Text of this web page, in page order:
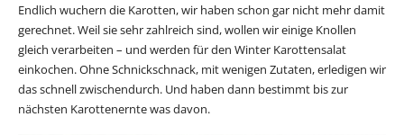
Endlich wuchern die Karotten, wir haben schon gar nicht mehr damit
gerechnet. Weil sie sehr zahlreich sind, wollen wir einige Knollen
gleich verarbeiten – und werden für den Winter Karottensalat
einkochen. Ohne Schnickschnack, mit wenigen Zutaten, erledigen wir
das schnell zwischendurch. Und haben dann bestimmt bis zur
nächsten Karottenernte was davon.